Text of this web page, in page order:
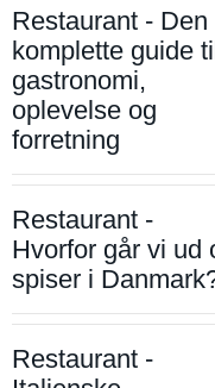
Restaurant - Den
komplette guide
gastronomi,
oplevelse og
forretning
Restaurant -
Hvorfor går vi ud
spiser i
Restaurant -